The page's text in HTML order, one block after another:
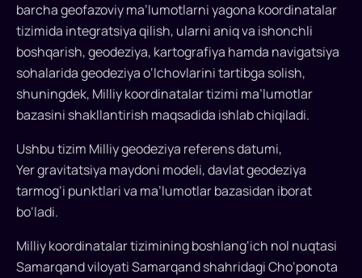
xaritalarni
yagona
standartga
o‘tkazadi.
barcha geofazoviy ma’lumotlarni yagona koordinatalar
tizimida integratsiya qilish, ularni aniq va ishonchli
boshqarish, geodeziya, kartografiya hamda navigatsiya
sohalarida geodeziya o‘lchovlarini tartibga solish,
shuningdek, Milliy koordinatalar tizimi ma’lumotlar
bazasini shakllantirish maqsadida ishlab chiqiladi.
Ushbu tizim Milliy geodeziya referens datumi,
Yer gravitatsiya maydoni modeli, davlat geodeziya
tarmog‘i punktlari va ma’lumotlar bazasidan iborat
bo‘ladi.
Milliy koordinatalar tizimining boshlang‘ich nol nuqtasi
Samarqand viloyati Samarqand shahridagi Cho‘ponota